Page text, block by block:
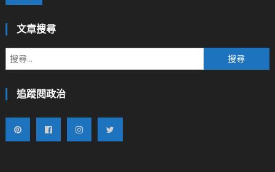
文章搜尋
尋
追蹤閱政治